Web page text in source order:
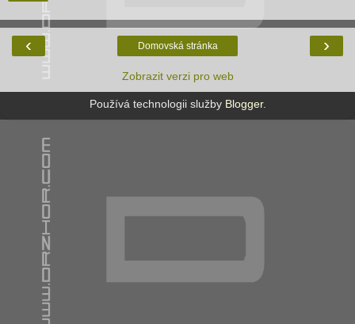
‹ ›
Domovská stránka
Zobrazit verzi pro web
Používá technologii služby Blogger.